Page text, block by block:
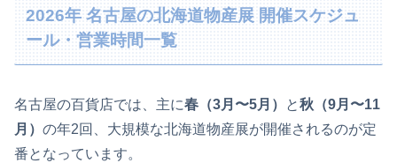
2026年 名古屋の北海道物産展 開催スケジュ
ール・営業時間一覧
名古屋の百貨店では、主に春（3月〜5月） と秋（9月〜11
月） の年2回、大規模な北海道物産展が開催されるのが定
番となっています。